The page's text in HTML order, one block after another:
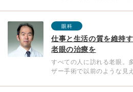
眼科
仕事と生活の質を維持
老眼の治療を
すべての人に訪れる老眼。
ザー手術で以前のような見